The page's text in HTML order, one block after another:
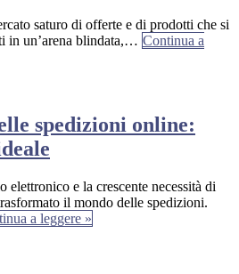
saturo di offerte e di prodotti che si
in un’arena blindata,… Continua a
spedizioni online:
elettronico e la crescente necessità di
il mondo delle spedizioni.
a leggere »